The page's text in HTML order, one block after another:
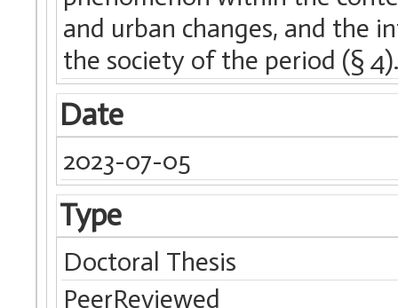
and urban changes, and the
the society of the period (§
Date
2023-07-05
Type
Doctoral Thesis
PeerReviewed